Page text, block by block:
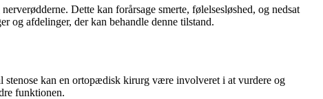
Dette kan forårsage smerte, følelsesløshed, og nedsat
og afdelinger, der kan behandle denne tilstand.
stenose kan en ortopædisk kirurg være involveret i at vurdere og
funktionen.